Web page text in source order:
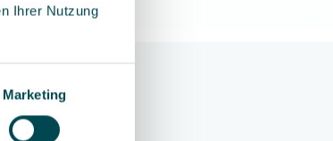
Ihrer Nutzung
Marketing